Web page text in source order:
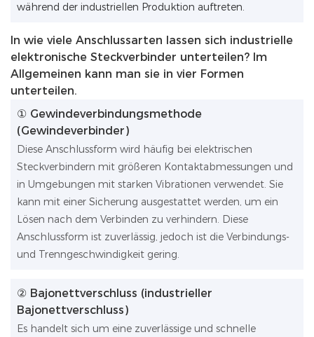
während der industriellen Produktion auftreten.
In wie viele Anschlussarten lassen sich industrielle
elektronische Steckverbinder unterteilen? Im
Allgemeinen kann man sie in vier Formen
unterteilen.
① Gewindeverbindungsmethode
(Gewindeverbinder)
Diese Anschlussform wird häufig bei elektrischen
Steckverbindern mit größeren Kontaktabmessungen und
in Umgebungen mit starken Vibrationen verwendet. Sie
kann mit einer Sicherung ausgestattet werden, um ein
Lösen nach dem Verbinden zu verhindern. Diese
Anschlussform ist zuverlässig, jedoch ist die Verbindungs-
und Trenngeschwindigkeit gering.
② Bajonettverschluss (industrieller
Bajonettverschluss)
Es handelt sich um eine zuverlässige und schnelle